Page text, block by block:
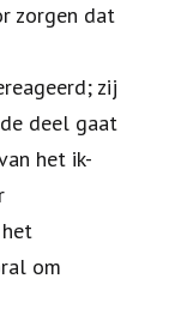
zorgen dat
zij
deel gaat
het ik-
om